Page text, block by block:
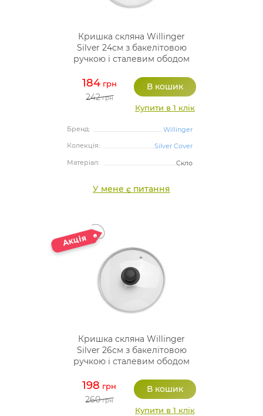
Кришка скляна Willinger
Silver 24см з бакелітовою
ручкою і сталевим ободом
184грн
242грн
Купити в 1 клік
Бренд:
Willinger
Колекція:
Silver Cover
Матеріал:
Скло
У мене є питання
Кришка скляна Willinger
Silver 26см з бакелітовою
ручкою і сталевим ободом
198 грн
260грн
Купити в 1 клік